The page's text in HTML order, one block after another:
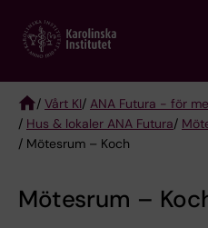
main
Breadcrumb
/ Vårt KI/ ANA Futura - för
/ Hus & lokaler ANA Futura/
/ Mötesrum – Koch
Mötesrum –